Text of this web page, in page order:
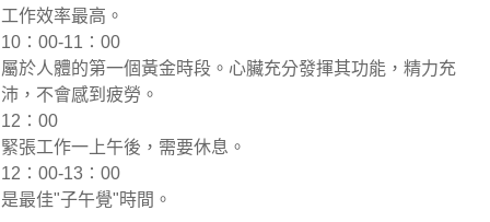
工作效率最高。
10∶00-11∶00
屬於人體的第一個黃金時段。心臟充分發揮其功能，精力充
沛，不會感到疲勞。
12∶00
緊張工作一上午後，需要休息。
12∶00-13∶00
是最佳"子午覺"時間。